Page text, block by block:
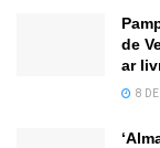
de
ar
8